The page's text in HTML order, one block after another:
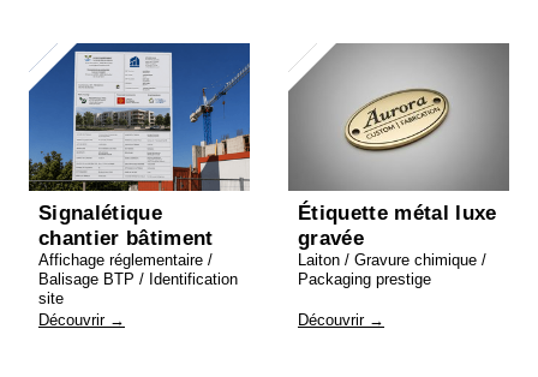
Signalétique
chantier bâtiment
Affichage réglementaire /
Balisage BTP / Identification
site
Découvrir →
Étiquette métal luxe
gravée
Laiton / Gravure chimique /
Packaging prestige
Découvrir →